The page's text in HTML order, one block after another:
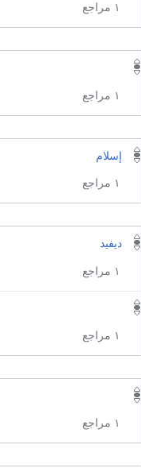
١ مراجع
١ مراجع
إسلام
١ مراجع
ديفيد
١ مراجع
١ مراجع
١ مراجع